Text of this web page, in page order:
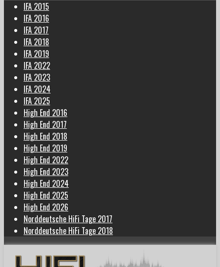
IFA 2015
IFA 2016
IFA 2017
IFA 2018
IFA 2019
IFA 2022
IFA 2023
IFA 2024
IFA 2025
High End 2016
High End 2017
High End 2018
High End 2019
High End 2022
High End 2023
High End 2024
High End 2025
High End 2026
Norddeutsche HiFi Tage 2017
Norddeutsche HiFi Tage 2018